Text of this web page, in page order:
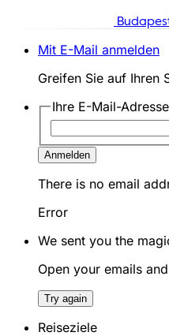
Mit E-Mail anmelden
Greifen Sie auf Ihren
Ihre E-Mail-Adresse
Anmelden
There is no email
Error
We sent you the
Open your emails
Try again
Reiseziele